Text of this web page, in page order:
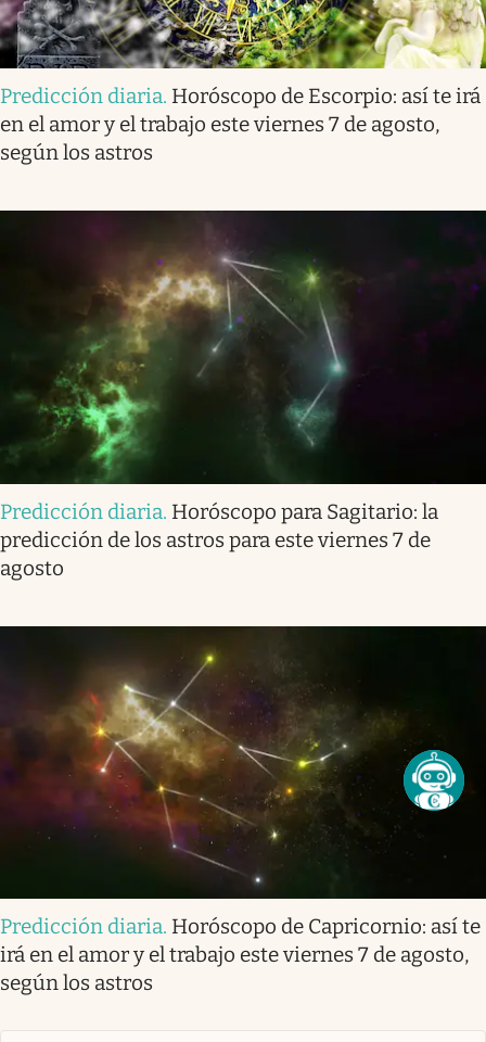
Predicción diaria. Horóscopo de Escorpio: así te irá
en el amor y el trabajo este viernes 7 de agosto,
según los astros
Predicción diaria. Horóscopo para Sagitario: la
predicción de los astros para este viernes 7 de
agosto
Predicción diaria. Horóscopo de Capricornio: así te
irá en el amor y el trabajo este viernes 7 de agosto,
según los astros